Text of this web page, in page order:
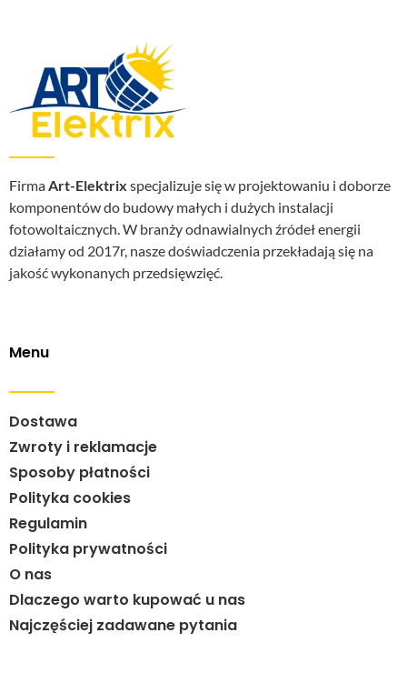
FirmaArt-Elektrix specjalizuje się w projektowaniu i doborze
komponentów do budowy małych i dużych instalacji
fotowoltaicznych. W branży odnawialnych źródeł energii
działamy od 2017r, nasze doświadczenia przekładają się na
jakość wykonanych przedsięwzięć.
Menu
Dostawa
Zwroty i reklamacje
Sposoby płatności
Polityka cookies
Regulamin
Polityka prywatności
O nas
Dlaczego warto kupować u nas
Najczęściej zadawane pytania